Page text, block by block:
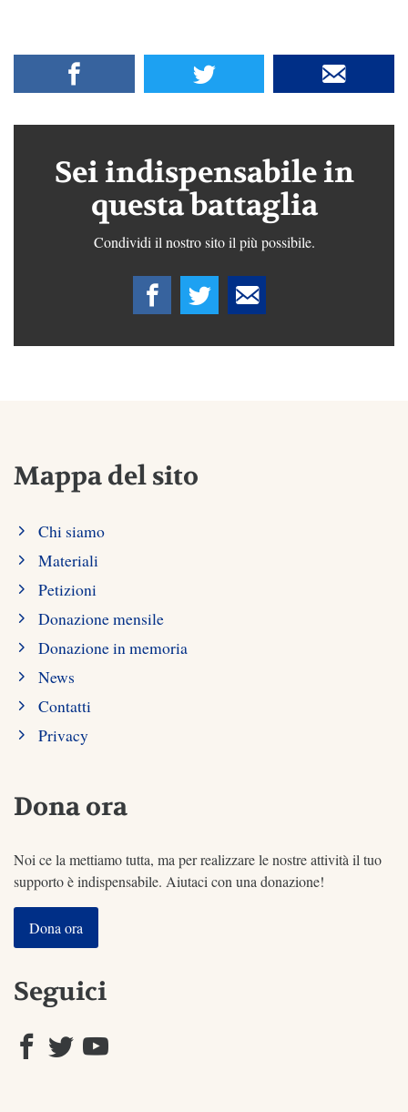
Sei indispensabile in
questa battaglia
Condividi il nostro sito il più possibile.
Mappa del sito
Chi siamo
Materiali
Petizioni
Donazione mensile
Donazione in memoria
News
Contatti
Privacy
Dona ora
Noi ce la mettiamo tutta, ma per realizzare le nostre attività il tuo
supporto è indispensabile. Aiutaci con una donazione!
Dona ora
Seguici